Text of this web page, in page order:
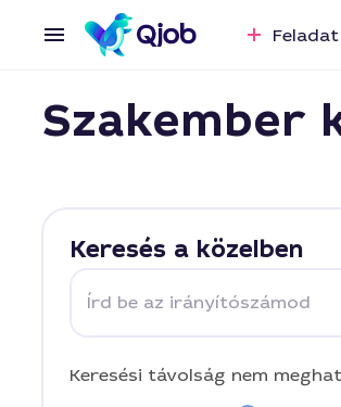
Szakember
Keresés a közelben
Írd be az irányítószámod
Keresési távolság nem